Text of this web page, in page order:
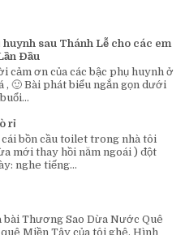
sau Thánh Lễ cho các em
Đầu
cảm ơn của các bậc phụ huynh ở
, 🙂 Bài phát biểu ngắn gọn dưới
rỉ
bồn cầu toilet trong nhà tôi
mới thay hồi năm ngoái ) đột
nghe tiếng...
bài Thương Sao Dừa Nước Quê
Miền Tây của tôi ghê. Hình